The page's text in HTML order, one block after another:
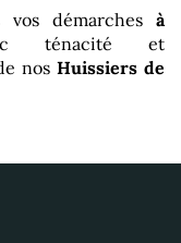
vos démarches à
ténacité et
nos Huissiers de